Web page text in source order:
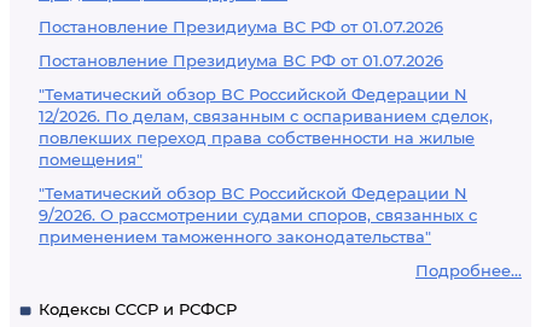
Постановление Президиума ВС РФ от 01.07.2026
Постановление Президиума ВС РФ от 01.07.2026
"Тематический обзор ВС Российской Федерации N
12/2026. По делам, связанным с оспариванием сделок,
повлекших переход права собственности на жилые
помещения"
"Тематический обзор ВС Российской Федерации N
9/2026. О рассмотрении судами споров, связанных с
применением таможенного законодательства"
Подробнее...
Кодексы СССР и РСФСР